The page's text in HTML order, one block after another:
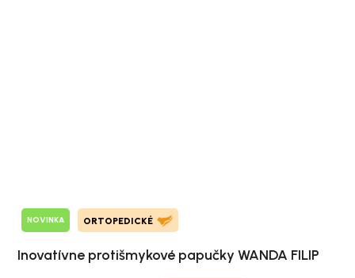
NOVINKA ORTOPEDICKÉ
Inovatívne protišmykové papučky WANDA FILIP